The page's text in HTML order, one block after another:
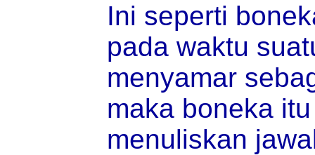
Ini seperti
pada waktu
menyamar
maka boneka
menuliskan